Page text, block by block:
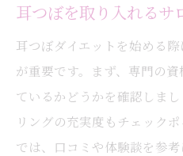
耳つぼを取り入れるサ
耳つぼダイエットを始める
が重要です。まず、専門の
ているかどうかを確認しま
リングの充実度もチェック
では、口コミや体験談を参考